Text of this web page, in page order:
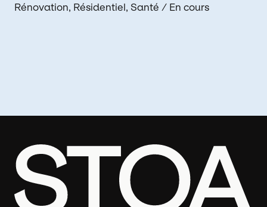
Rénovation Résidentiel Santé / En cours